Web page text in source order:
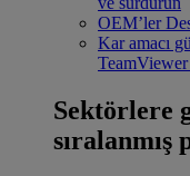
OEM’ler
Kar amacı
Sektörlere
sıralanmış